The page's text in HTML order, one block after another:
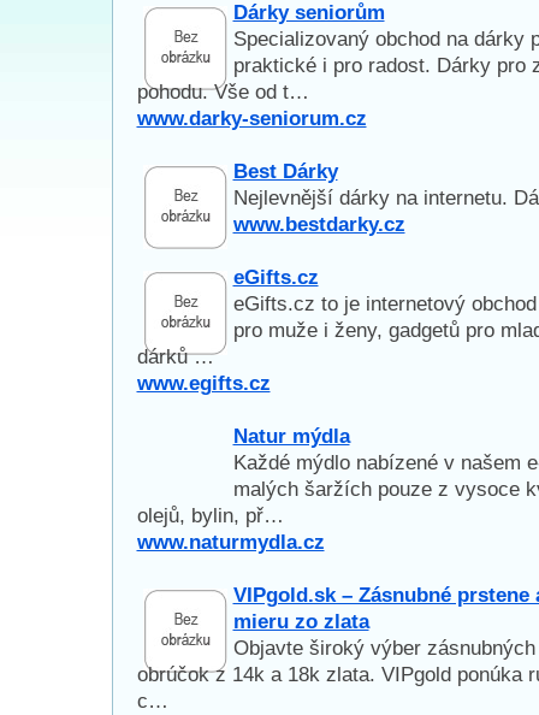
Dárky seniorům
Specializovaný obchod na dárky
praktické i pro radost. Dárky pro
pohodu. Vše od t…
www.darky-seniorum.cz
Best Dárky
Nejlevnější dárky na internetu.
www.bestdarky.cz
eGifts.cz
eGifts.cz to je internetový
pro muže i ženy, gadgetů pro
dárků …
www.egifts.cz
Natur mýdla
Každé mýdlo nabízené v našem
malých šaržích pouze z vysoce
olejů, bylin, př…
www.naturmydla.cz
VIPgold.sk – Zásnubné prstene
mieru zo zlata
Objavte široký výber
obrúčok z 14k a 18k zlata. VIPgold ponúka
c…